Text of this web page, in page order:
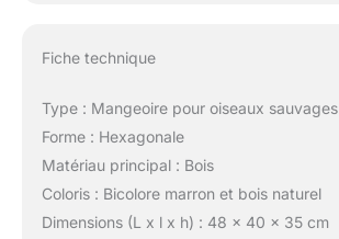
Fiche technique
Type : Mangeoire pour oiseaux sauvages
Forme : Hexagonale
Matériau principal : Bois
Coloris : Bicolore marron et bois naturel
Dimensions (L x l x h) : 48 x 40 x 35 cm